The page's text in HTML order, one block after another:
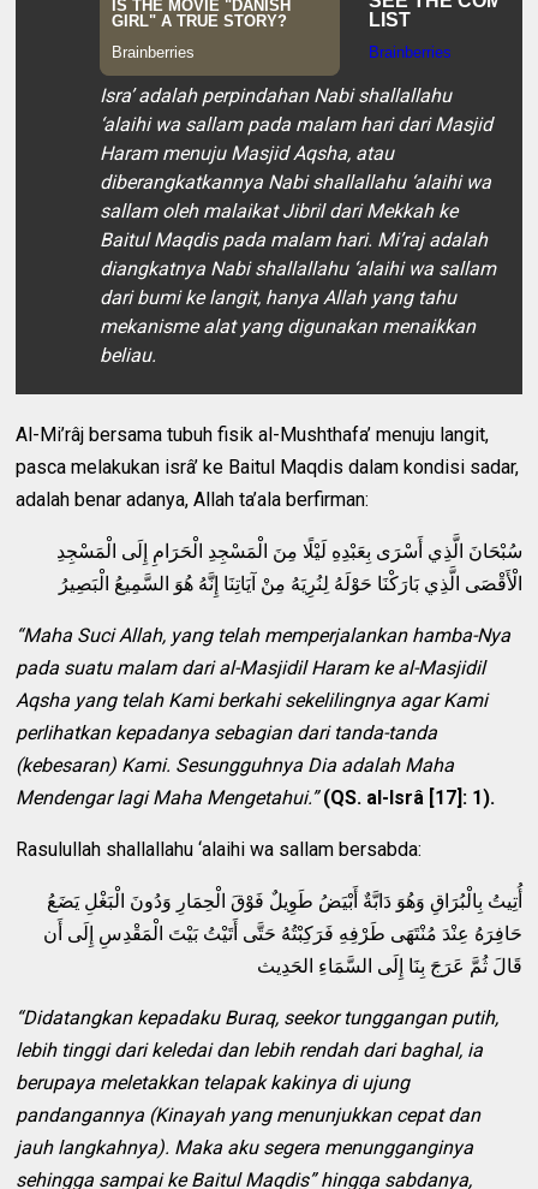
Isra’ adalah perpindahan Nabi shallallahu
‘alaihi wa sallam pada malam hari dari Masjid
Haram menuju Masjid Aqsha, atau
diberangkatkannya Nabi shallallahu ‘alaihi wa
sallam oleh malaikat Jibril dari Mekkah ke
Baitul Maqdis pada malam hari. Mi’raj adalah
diangkatnya Nabi shallallahu ‘alaihi wa sallam
dari bumi ke langit, hanya Allah yang tahu
mekanisme alat yang digunakan menaikkan
beliau.
Al-Mi’râj bersama tubuh fisik al-Mushthafa’ menuju langit,
pasca melakukan isrâ’ ke Baitul Maqdis dalam kondisi sadar,
adalah benar adanya, Allah ta’ala berfirman:
سُبْحَانَ الَّذِي أَسْرَى بِعَبْدِهِ لَيْلًا مِنَ الْمَسْجِدِ الْحَرَامِ إِلَى الْمَسْجِدِ
الْأَقْصَى الَّذِي بَارَكْنَا حَوْلَهُ لِنُرِيَهُ مِنْ آيَاتِنَا إِنَّهُ هُوَ السَّمِيعُ الْبَصِيرُ
“Maha Suci Allah, yang telah memperjalankan hamba-Nya
pada suatu malam dari al-Masjidil Haram ke al-Masjidil
Aqsha yang telah Kami berkahi sekelilingnya agar Kami
perlihatkan kepadanya sebagian dari tanda-tanda
(kebesaran) Kami. Sesungguhnya Dia adalah Maha
Mendengar lagi Maha Mengetahui.”(QS. al-Isrâ [17]: 1).
Rasulullah shallallahu ‘alaihi wa sallam bersabda:
أُتِيتُ بِالْبُرَاقِ وَهُوَ دَابَّةٌ أَبْيَضُ طَوِيلٌ فَوْقَ الْحِمَارِ وَدُونَ الْبَغْلِ يَضَعُ
حَافِرَهُ عِنْدَ مُنْتَهَى طَرْفِهِ فَرَكِبْتُهُ حَتَّى أَتَيْتُ بَيْتَ الْمَقْدِسِ إِلَى أَن
قَالَ ثُمَّ عَرَجَ بِنَا إِلَى السَّمَاءِ الحَدِيث
“Didatangkan kepadaku Buraq, seekor tunggangan putih,
lebih tinggi dari keledai dan lebih rendah dari baghal, ia
berupaya meletakkan telapak kakinya di ujung
pandangannya (Kinayah yang menunjukkan cepat dan
jauh langkahnya). Maka aku segera menungganginya
sehingga sampai ke Baitul Maqdis” hingga sabdanya,